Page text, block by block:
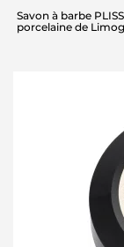
Savon à barbe
porcelaine de